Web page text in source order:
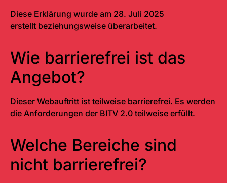
Diese Erklärung wurde am 28. Juli 2025
erstellt beziehungsweise überarbeitet.
Wie barrierefrei ist das
Angebot?
Dieser Webauftritt ist teilweise barrierefrei. Es werden
die Anforderungen der BITV 2.0 teilweise erfüllt.
Welche Bereiche sind
nicht barrierefrei?